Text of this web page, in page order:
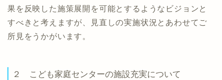
果を反映した施策展開を可能とするようなビジョンと
すべきと考えますが、見直しの実施状況とあわせてご
所見をうかがいます。
２ こども家庭センターの施設充実について